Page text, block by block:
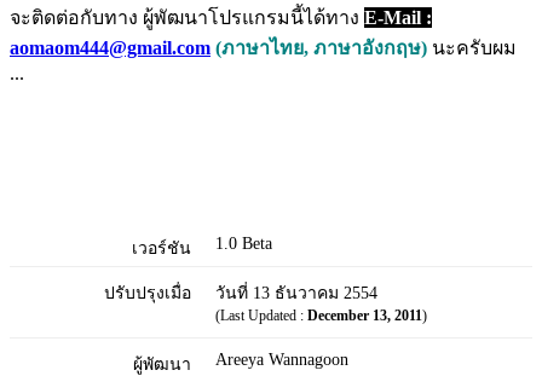
จะติดต่อกับทาง ผู้พัฒนาโปรแกรมนี้ได้ทาง E-Mail :
aomaom444@gmail.com (ภาษาไทย, ภาษาอังกฤษ) นะครับผม
...
เวอร์ชัน 1.0 Beta
ปรับปรุงเมื่อ วันที่ 13 ธันวาคม 2554
(Last Updated : December 13, 2011)
ผู้พัฒนา Areeya Wannagoon